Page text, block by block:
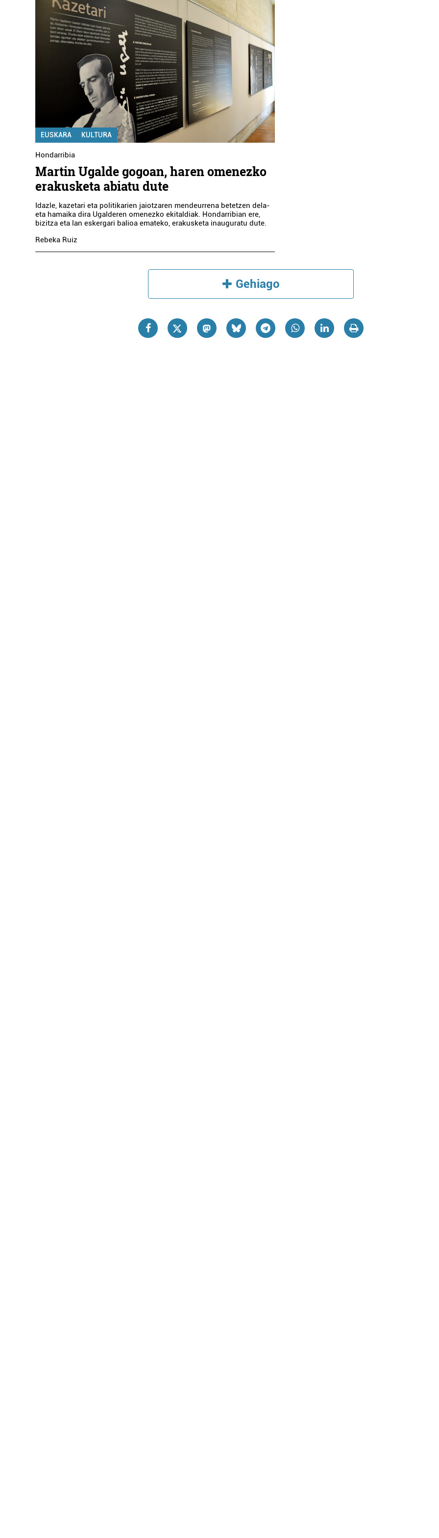
EUSKARA KULTURA
Hondarribia
Martin Ugalde gogoan, haren omenezko
erakusketa abiatu dute
Idazle, kazetari eta politikarien jaiotzaren mendeurrena betetzen dela-
eta hamaika dira Ugalderen omenezko ekitaldiak. Hondarribian ere,
bizitza eta lan eskergari balioa emateko, erakusketa inauguratu dute.
Rebeka Ruiz
Gehiago